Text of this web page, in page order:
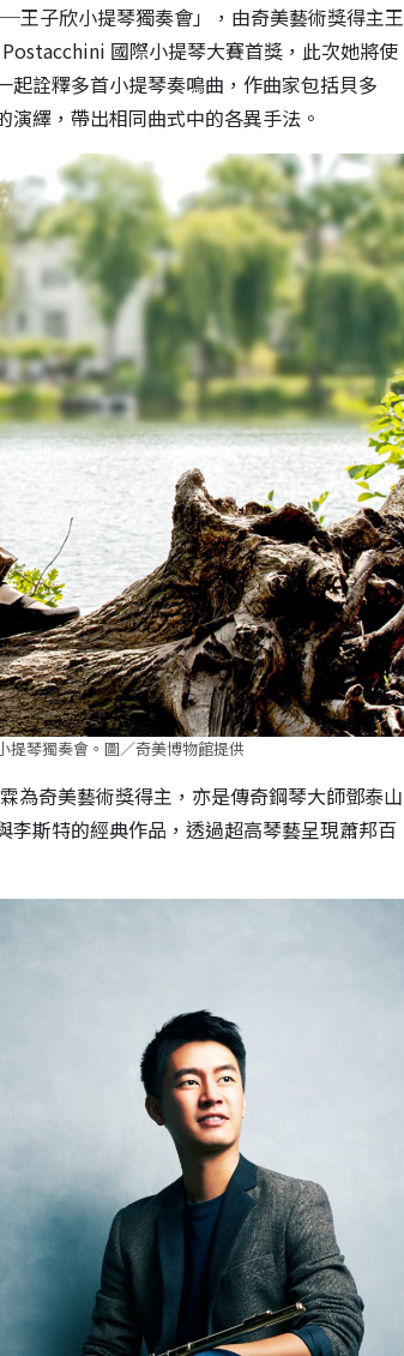
子欣小提琴獨奏會」，由奇美藝術獎得主王
國際小提琴大賽首獎，此次她將使
詮釋多首小提琴奏鳴曲，作曲家包括貝多
繹，帶出相同曲式中的各異手法。
提琴獨奏會。圖／奇美博物館提供
奇美藝術獎得主，亦是傳奇鋼琴大師鄧泰山
斯特的經典作品，透過超高琴藝呈現蕭邦百